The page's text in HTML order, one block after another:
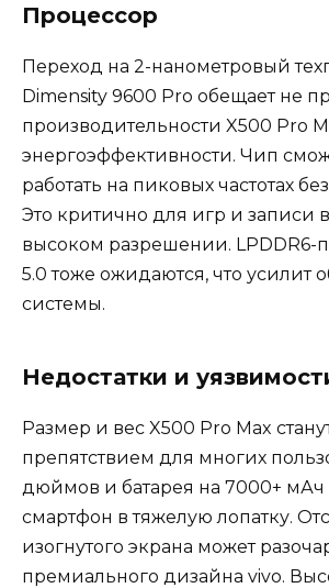
Процессор
Переход на 2-нанометровый
Dimensity 9600 Pro обещает не
производительности X500 Pro
энергоэффективности. Чип
работать на пиковых частотах
Это критично для игр и записи
высоком разрешении. LPDDR6-
5.0 тоже ожидаются, что усилит
системы.
Недостатки и
Размер и вес X500 Pro Max
препятствием для многих
дюймов и батарея на 7000+
смартфон в тяжелую лопатку.
изогнутого экрана может
премиального дизайна vivo.